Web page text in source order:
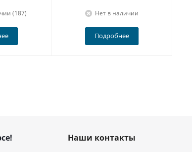
(187) Нет в наличии
Подробнее
Наши контакты